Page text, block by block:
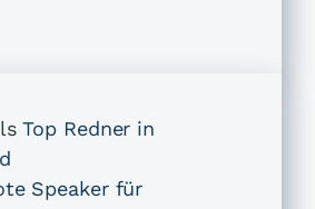
Top Redner in
Speaker für